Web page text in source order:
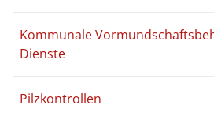
Kommunale
Dienste
Pilzkontrollen